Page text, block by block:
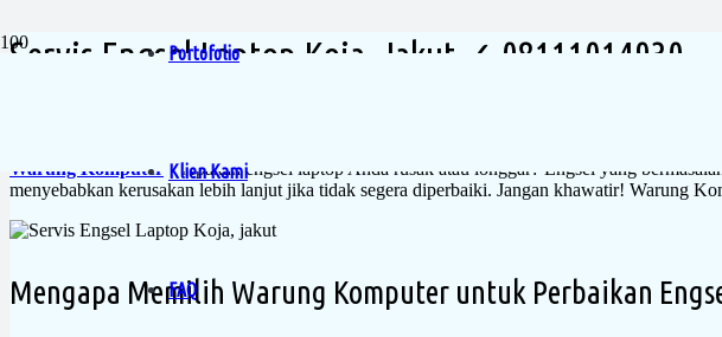
Portofolio
Klien Kami
FAQ
Servis Engsel Laptop Koja, Jakut ✓ 08111014930
Warung Komputer – Apakah engsel laptop Anda rusak atau longgar? Engsel yang
menyebabkan kerusakan lebih lanjut jika tidak segera diperbaiki. Jangan khawatir! Warung
Mengapa Memilih Warung Komputer untuk Perbaikan